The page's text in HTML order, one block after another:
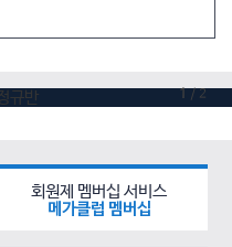
1 / 2
회원제 멤버십 서비스
메가클럽 멤버십